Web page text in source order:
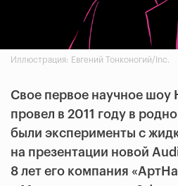
Иллюстрация: Евгений Тонконогий/Inc.
Свое первое научное шоу
провел в 2011 году в
были эксперименты с
на презентации новой
8 лет его компания